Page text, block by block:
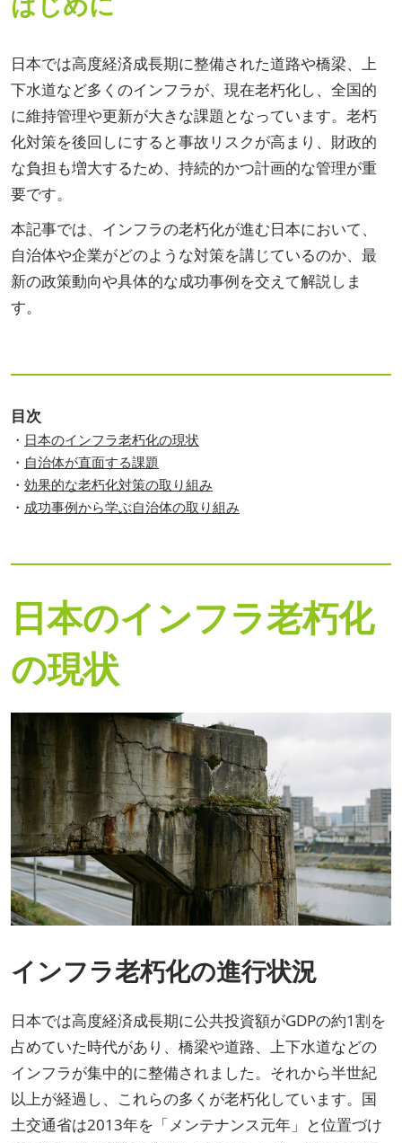
日本では高度経済成長期に整備された道路や橋梁、上
下水道など多くのインフラが、現在老朽化し、全国的
に維持管理や更新が大きな課題となっています。老朽
化対策を後回しにすると事故リスクが高まり、財政的
な負担も増大するため、持続的かつ計画的な管理が重
要です。
本記事では、インフラの老朽化が進む日本において、
自治体や企業がどのような対策を講じているのか、最
新の政策動向や具体的な成功事例を交えて解説しま
す。
目次
・ 日本のインフラ老朽化の現状
・ 自治体が直面する課題
・ 効果的な老朽化対策の取り組み
・ 成功事例から学ぶ自治体の取り組み
日本のインフラ老朽化
の現状
インフラ老朽化の進行状況
日本では高度経済成長期に公共投資額がGDPの約1割を
占めていた時代があり、橋梁や道路、上下水道などの
インフラが集中的に整備されました。それから半世紀
以上が経過し、これらの多くが老朽化しています。国
土交通省は2013年を「メンテナンス元年」と位置づけ